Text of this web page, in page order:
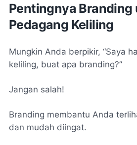
Pentingnya Branding
Pedagang Keliling
Mungkin Anda berpikir, “Saya
keliling, buat apa branding?”
Jangan salah!
Branding membantu Anda
dan mudah diingat.